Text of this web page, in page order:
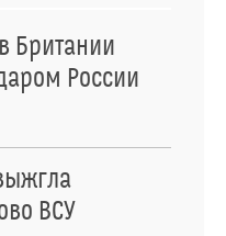
Британии
России
ВСУ